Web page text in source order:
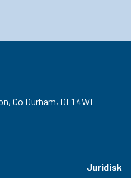
Co Durham, DL1 4WF
Juridisk